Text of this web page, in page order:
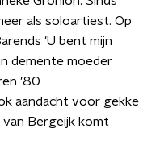
als soloartiest. Op
'U bent mijn
demente moeder
’80
aandacht voor gekke
van Bergeijk komt